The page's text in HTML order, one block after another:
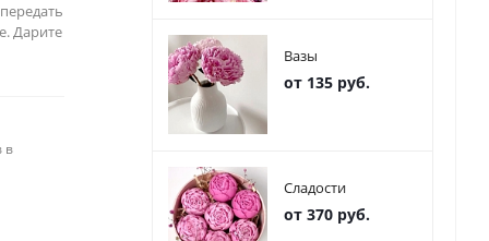
Дарите
в
Вазы
от 135 руб.
Сладости
от 370 руб.